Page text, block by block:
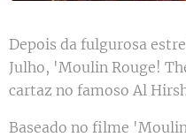
Depois da fulgurosa
Julho, 'Moulin Rouge!
cartaz no famoso Al
Baseado no filme